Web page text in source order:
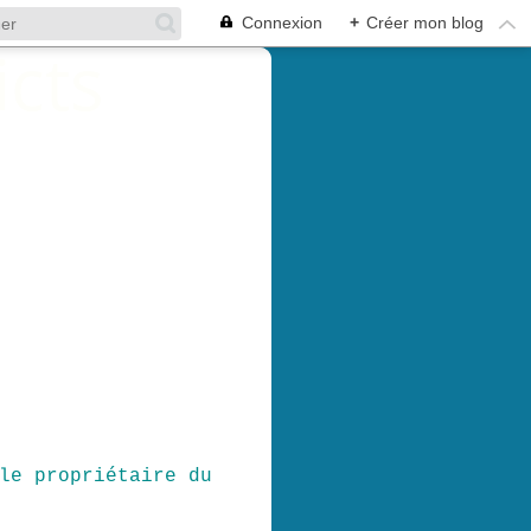
Connexion + Créer mon blog
propriétaire du